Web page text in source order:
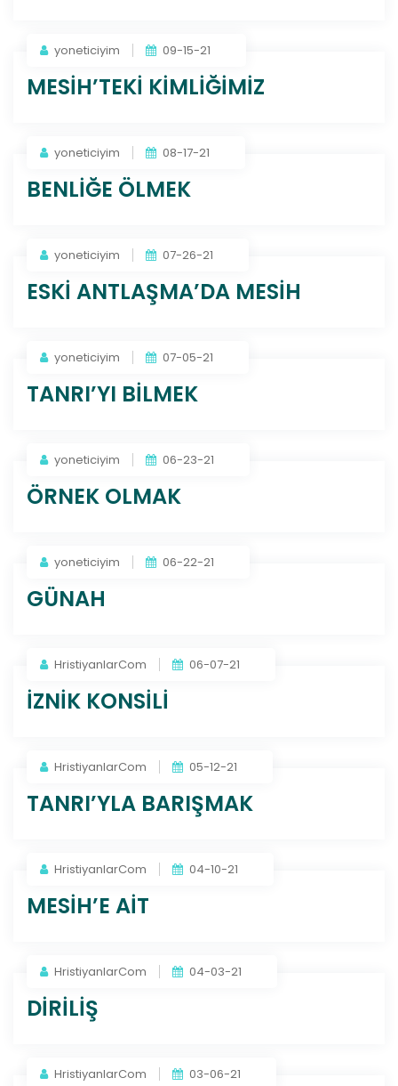
yoneticiyim 09-15-21
MESİH’TEKİ KİMLİĞİMİZ
yoneticiyim 08-17-21
BENLİĞE ÖLMEK
yoneticiyim 07-26-21
ESKİ ANTLAŞMA’DA MESİH
yoneticiyim 07-05-21
TANRI’YI BİLMEK
yoneticiyim 06-23-21
ÖRNEK OLMAK
yoneticiyim 06-22-21
GÜNAH
HristiyanlarCom 06-07-21
İZNİK KONSİLİ
HristiyanlarCom 05-12-21
TANRI’YLA BARIŞMAK
HristiyanlarCom 04-10-21
MESİH’E AİT
HristiyanlarCom 04-03-21
DİRİLİŞ
HristiyanlarCom 03-06-21